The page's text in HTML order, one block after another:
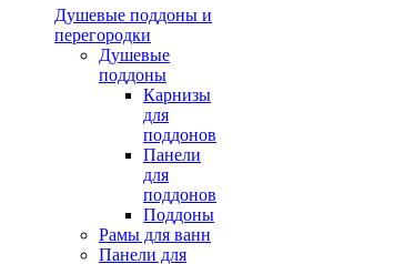
Душевые поддоны и
перегородки
Душевые
поддоны
Карнизы
для
поддонов
Панели
для
поддонов
Поддоны
Рамы для ванн
Панели для